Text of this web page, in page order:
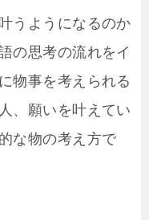
うようになるのか
の思考の流れをイ
物事を考えられる
、願いを叶えてい
な物の考え方で